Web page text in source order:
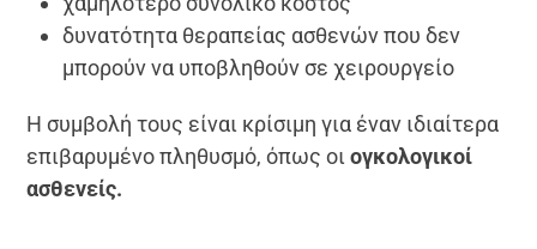
δυνατότητα θεραπείας ασθενών που δεν
μπορούν να υποβληθούν σε χειρουργείο
Η συμβολή τους είναι κρίσιμη για έναν ιδιαίτερα
επιβαρυμένο πληθυσμό, όπως οιογκολογικοί
ασθενείς.